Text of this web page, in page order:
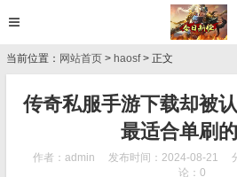
当前位置： 网站首页 > haosf> 正文
传奇私服手游下载却被
最适合单刷
作者：admin 发布时间：2024-08-21
论：0